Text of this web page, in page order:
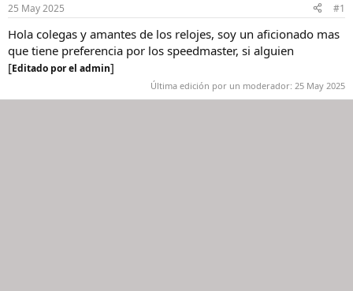
d
e
l
h
i
o
i
c
i
o
25 May 2025 #1
Hola colegas y amantes de los relojes, soy un aficionado mas
que tiene preferencia por los speedmaster, si alguien
[Editado por el admin]
Última edición por un moderador: 25 May 2025